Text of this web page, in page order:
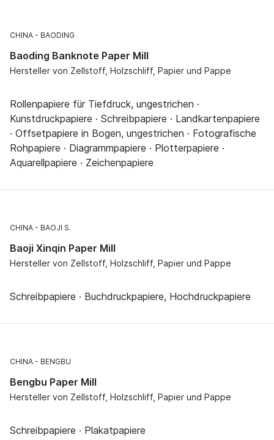
CHINA BAODING
Baoding Banknote Paper Mill
Hersteller von Zellstoff, Holzschliff, Papier und Pappe
Rollenpapiere für Tiefdruck, ungestrichen ·
Kunstdruckpapiere · Schreibpapiere · Landkartenpapiere
· Offsetpapiere in Bogen, ungestrichen · Fotografische
Rohpapiere · Diagrammpapiere · Plotterpapiere ·
Aquarellpapiere · Zeichenpapiere
CHINA BAOJI S.
Baoji Xinqin Paper Mill
Hersteller von Zellstoff, Holzschliff, Papier und Pappe
Schreibpapiere · Buchdruckpapiere, Hochdruckpapiere
CHINA BENGBU
Bengbu Paper Mill
Hersteller von Zellstoff, Holzschliff, Papier und Pappe
Schreibpapiere · Plakatpapiere